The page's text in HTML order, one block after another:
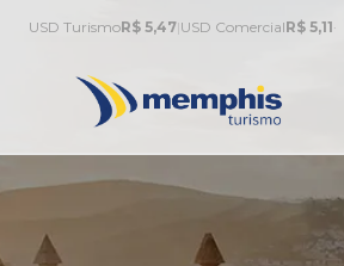
USD TurismoR$ 5,47|USD ComercialR$ 5,11